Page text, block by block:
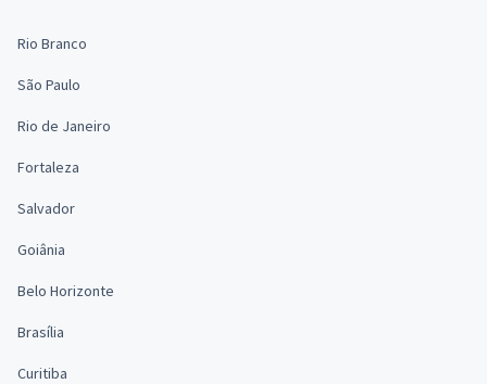
Rio Branco
São Paulo
Rio de Janeiro
Fortaleza
Salvador
Goiânia
Belo Horizonte
Brasília
Curitiba